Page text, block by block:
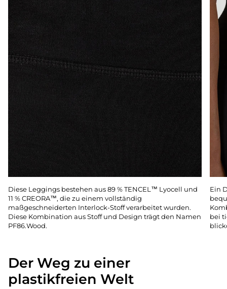
Diese Leggings bestehen aus 89 % TENCEL™ Lyocell und
11 % CREORA™, die zu einem vollständig
maßgeschneiderten Interlock-Stoff verarbeitet wurden.
Diese Kombination aus Stoff und Design trägt den Namen
PF86.Wood.
Ein
bei
Der Weg zu einer
plastikfreien Welt